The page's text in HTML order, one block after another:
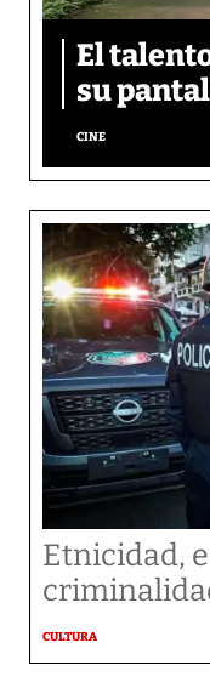
El
su
CINE
Etnicidad,
CULTURA